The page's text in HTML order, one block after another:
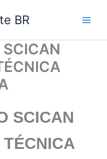
BR
SCICAN